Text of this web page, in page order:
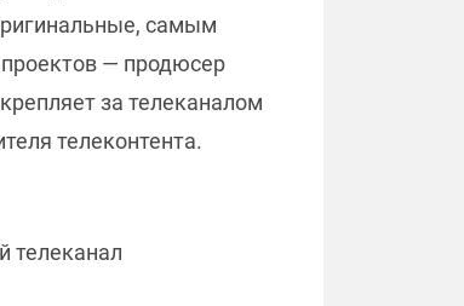
самым
— продюсер
за телеканалом
телеконтента.
телеканал